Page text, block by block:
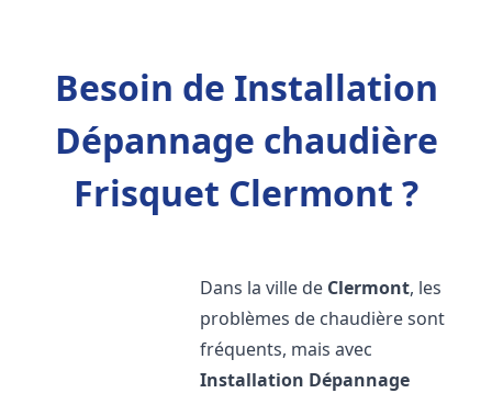
Besoin de Installation
Dépannage chaudière
Frisquet Clermont ?
Dans la ville de Clermont, les
problèmes de chaudière sont
fréquents, mais avec
Installation Dépannage